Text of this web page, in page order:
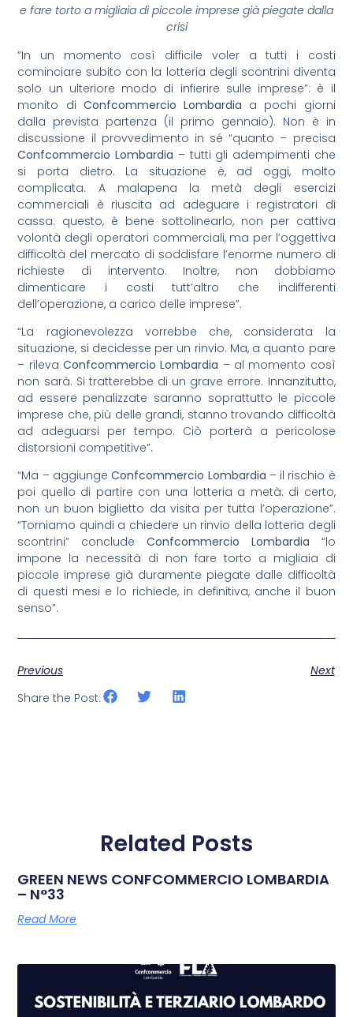
e fare torto a migliaia di piccole imprese già piegate dalla
crisi
“In un momento così difficile voler a tutti i costi
cominciare subito con la lotteria degli scontrini diventa
solo un ulteriore modo di infierire sulle imprese”: è il
monito di Confcommercio Lombardia a pochi giorni
dalla prevista partenza (il primo gennaio). Non è in
discussione il provvedimento in sé “quanto – precisa
Confcommercio Lombardia – tutti gli adempimenti che
si porta dietro. La situazione è, ad oggi, molto
complicata. A malapena la metà degli esercizi
commerciali è riuscita ad adeguare i registratori di
cassa: questo, è bene sottolinearlo, non per cattiva
volontà degli operatori commerciali, ma per l’oggettiva
difficoltà del mercato di soddisfare l’enorme numero di
richieste di intervento. Inoltre, non dobbiamo
dimenticare i costi tutt’altro che indifferenti
dell’operazione, a carico delle imprese”.
“La ragionevolezza vorrebbe che, considerata la
situazione, si decidesse per un rinvio. Ma, a quanto pare
– rilevaConfcommercio Lombardia – al momento così
non sarà. Si tratterebbe di un grave errore. Innanzitutto,
ad essere penalizzate saranno soprattutto le piccole
imprese che, più delle grandi, stanno trovando difficoltà
ad adeguarsi per tempo. Ciò porterà a pericolose
distorsioni competitive”.
“Ma – aggiungeConfcommercio Lombardia – il rischio è
poi quello di partire con una lotteria a metà: di certo,
non un buon biglietto da visita per tutta l’operazione”.
“Torniamo quindi a chiedere un rinvio della lotteria degli
scontrini” conclude Confcommercio Lombardia “lo
impone la necessità di non fare torto a migliaia di
piccole imprese già duramente piegate dalle difficoltà
di questi mesi e lo richiede, in definitiva, anche il buon
senso”.
Previous
Next
Share the Post:
Related Posts
GREEN NEWS CONFCOMMERCIO LOMBARDIA
– N°33
Read More